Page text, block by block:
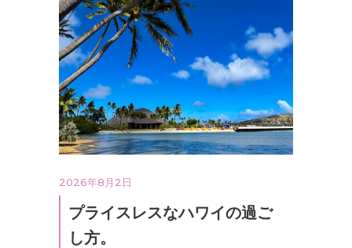
2026年8月2日
プライスレスなハワイの過ご
し方。